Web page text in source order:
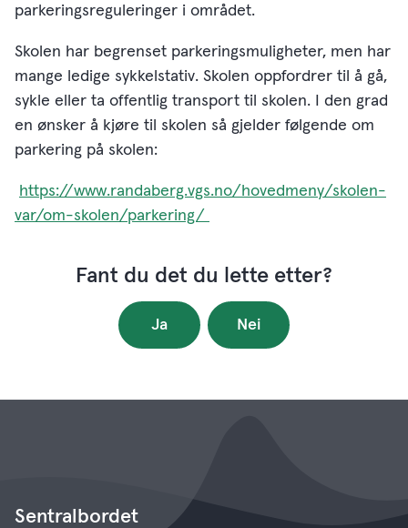
parkeringsreguleringer i området.
Skolen har begrenset parkeringsmuligheter, men har
mange ledige sykkelstativ. Skolen oppfordrer til å gå,
sykle eller ta offentlig transport til skolen. I den grad
en ønsker å kjøre til skolen så gjelder følgende om
parkering på skolen:
https://www.randaberg.vgs.no/hovedmeny/skolen-
var/om-skolen/parkering/
Fant du det du lette etter?
Ja Nei
Sentralbordet